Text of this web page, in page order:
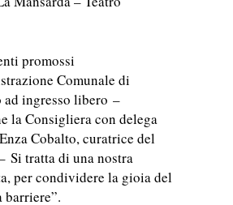
promossi
Comunale di
ad ingresso libero –
la Consigliera con delega
Cobalto, curatrice del
Si tratta di una nostra
per condividere la gioia del
barriere”.